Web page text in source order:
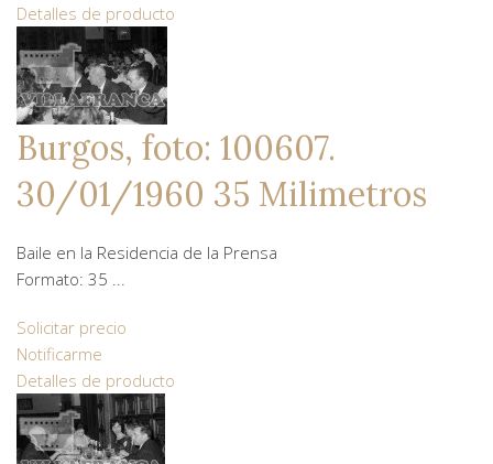
Detalles de producto
Burgos, foto: 100607.
30/01/1960 35 Milimetros
Baile en la Residencia de la Prensa
Formato: 35 ...
Solicitar precio
Notificarme
Detalles de producto